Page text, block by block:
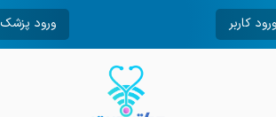
ورود کاربر ورود پزشک